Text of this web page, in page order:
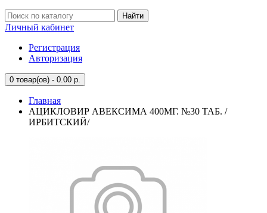
Найти
Личный кабинет
Регистрация
Авторизация
0 товар(ов) - 0.00 р.
Главная
АЦИКЛОВИР АВЕКСИМА 400МГ. №30 ТАБ. /
ИРБИТСКИЙ/